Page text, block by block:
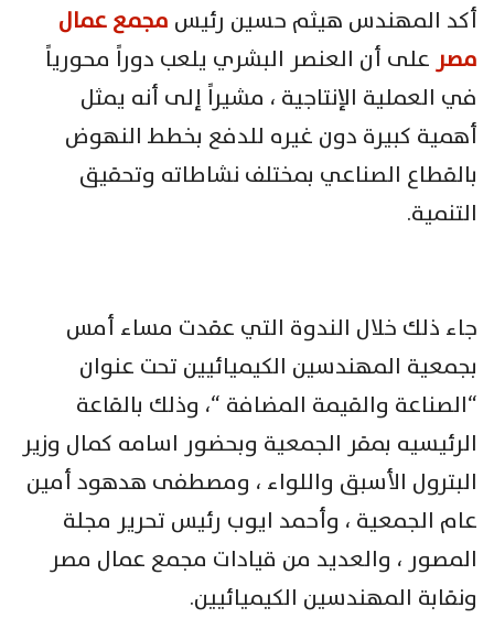
أكد المهندس هيثم حسين رئيس مجمع عمال
مصرعلى أن العنصر البشري يلعب دوراً محورياً
في العملية الإنتاجية ، مشيراً إلى أنه يمثل
أهمية كبيرة دون غيره للدفع بخطط النهوض
بالقطاع الصناعي بمختلف نشاطاته وتحقيق
التنمية.
جاء ذلك خلال الندوة التي عقدت مساء أمس
بجمعية المهندسين الكيميائيين تحت عنوان
“الصناعة والقيمة المضافة “، وذلك بالقاعة
الرئيسيه بمقر الجمعية وبحضور اسامه كمال وزير
البترول الأسبق واللواء ، ومصطفى هدهود أمين
عام الجمعية ، وأحمد ايوب رئيس تحرير مجلة
المصور ، والعديد من قيادات مجمع عمال مصر
ونقابة المهندسين الكيميائيين.